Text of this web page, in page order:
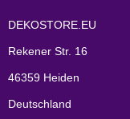
DEKOSTORE.EU
Rekener Str. 16
46359 Heiden
Deutschland